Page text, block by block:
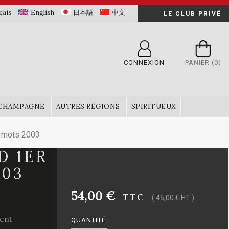
English 日本語 中文 LE CLUB PRIVÉ
CONNEXION PANIER (0)
AUTRES RÉGIONS SPIRITUEUX
2003
1ER
54,00 € TTC ( 45,00 € HT )
QUANTITÉ